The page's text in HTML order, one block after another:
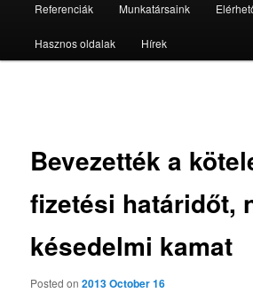
Referenciák Munkatársaink
Hasznos oldalak Hírek
Bevezették a
fizetési határidőt,
késedelmi kamat
Posted on2013 October 16